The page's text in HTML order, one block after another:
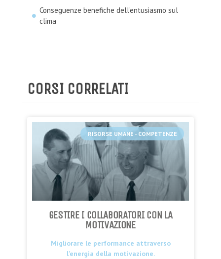
Conseguenze benefiche dell’entusiasmo sul
clima
CORSI CORRELATI
RISORSE UMANE - COMPETENZE
GESTIRE I COLLABORATORI CON LA
MOTIVAZIONE
Migliorare le performance attraverso
l’energia della motivazione.